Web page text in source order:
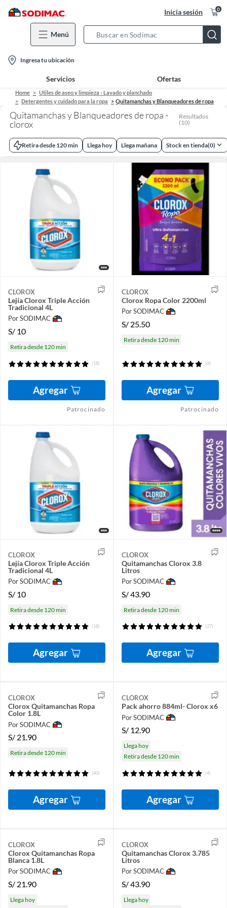
Inicia sesión 0
Menú
Bar
location-
icon
Ingresa tu ubicación
Servicios Ofertas
Home
Utiles de aseo y limpieza - Lavado y planchado
Detergentes y cuidado para la ropa
Quitamanchas y Blanqueadores de ropa
Quitamanchas y Blanqueadores de ropa -
clorox
Resultados
(10)
Retira desde 120 min Llega hoy Llega mañana Stock en tienda(0)
CLOROX
Lejía Clorox Triple Acción
Tradicional 4L
Por SODIMAC
S/ 10
Retira desde 120 min
(18)
Agregar
Patrocinado
CLOROX
Clorox Ropa Color 2200ml
Por SODIMAC
S/ 25.50
Retira desde 120 min
(6)
Agregar
Patrocinado
CLOROX
Lejía Clorox Triple Acción
Tradicional 4L
Por SODIMAC
S/ 10
Retira desde 120 min
(18)
Agregar
CLOROX
Quitamanchas Clorox 3.8
Litros
Por SODIMAC
S/43.90
Retira desde 120 min
(27)
Agregar
CLOROX
Clorox Quitamanchas Ropa
Color 1.8L
Por SODIMAC
S/ 21.90
Retira desde 120 min
(40)
Agregar
CLOROX
Pack ahorro 884ml- Clorox x6
Por SODIMAC
S/ 12.90
Llega hoy
Retira desde 120 min
(4)
Agregar
CLOROX
Clorox Quitamanchas Ropa
Blanca 1.8L
Por SODIMAC
S/ 21.90
Llega hoy
CLOROX
Quitamanchas Clorox 3.785
Litros
Por SODIMAC
S/43.90
Llega hoy